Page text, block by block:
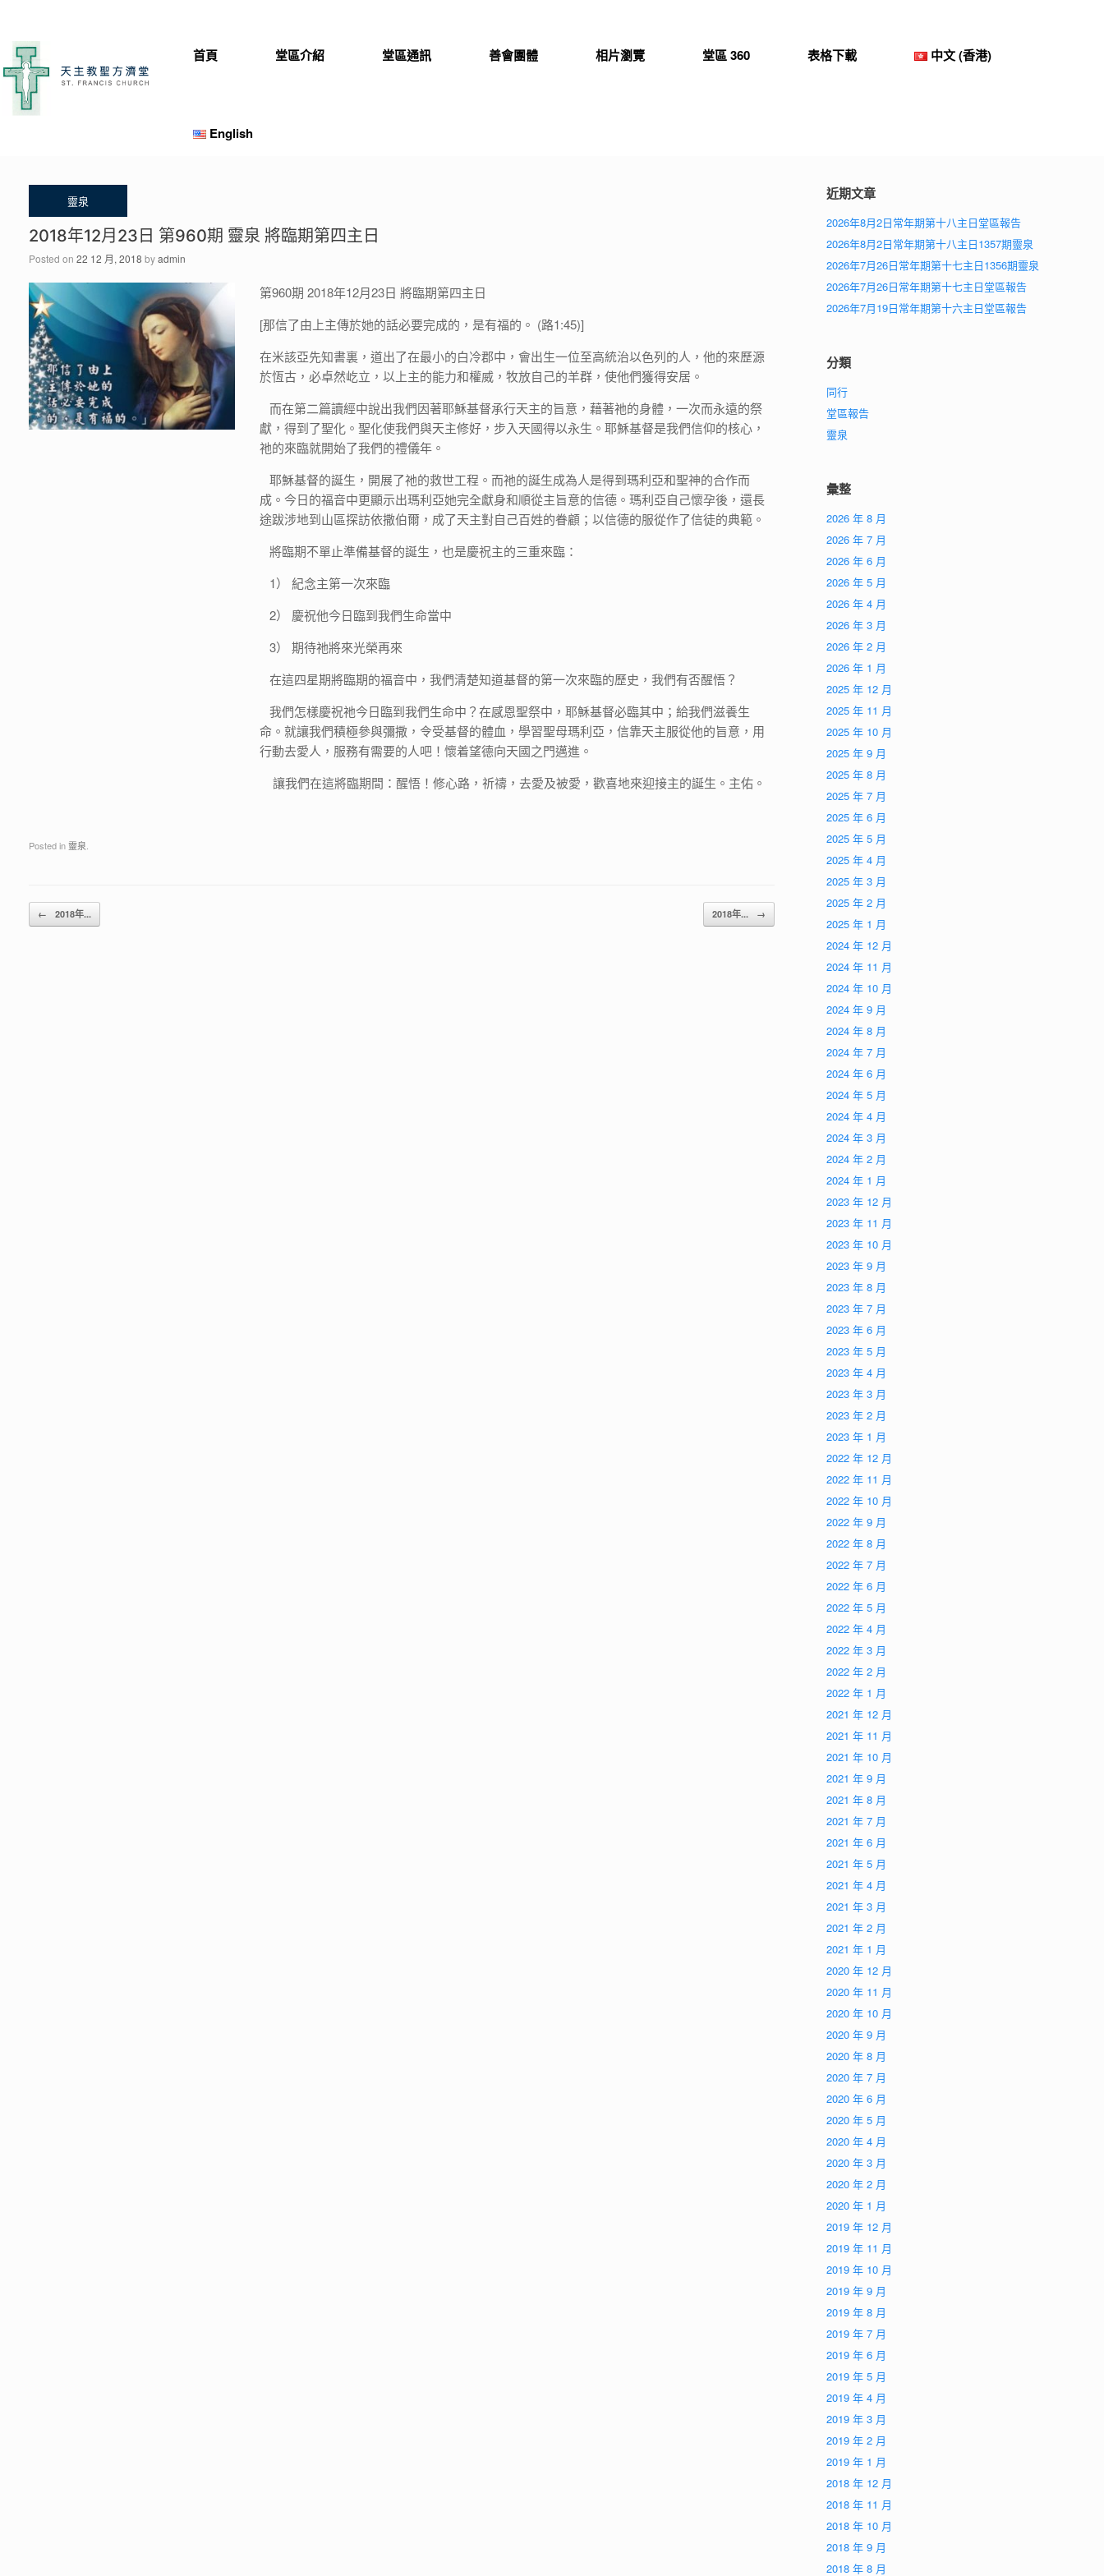
content
首頁 堂區介紹 堂區通訊 善會團體 相片瀏覽 堂區 360 表格下載 中文 (香港)
English
2018年12月23日 第960期 靈泉 將臨期第四主日
Posted on 22 12 月, 2018 byadmin
第960期 2018年12月23日 將臨期第四主日
[那信了由上主傳於她的話必要完成的，是有福的。 (路1:45)]
在米該亞先知書裏，道出了在最小的白冷郡中，會出生一位至高統治以色列的人，他的來歷源
於恆古，必卓然屹立，以上主的能力和權威，牧放自己的羊群，使他們獲得安居。
而在第二篇讀經中說出我們因著耶穌基督承行天主的旨意，藉著祂的身體，一次而永遠的祭
獻，得到了聖化。聖化使我們與天主修好，步入天國得以永生。耶穌基督是我們信仰的核心，
祂的來臨就開始了我們的禮儀年。
耶穌基督的誕生，開展了祂的救世工程。而祂的誕生成為人是得到瑪利亞和聖神的合作而
成。今日的福音中更顯示出瑪利亞她完全獻身和順從主旨意的信德。瑪利亞自己懷孕後，還長
途跋涉地到山區探訪依撒伯爾，成了天主對自己百姓的眷顧；以信德的服從作了信徒的典範。
將臨期不單止準備基督的誕生，也是慶祝主的三重來臨：
1） 紀念主第一次來臨
2） 慶祝他今日臨到我們生命當中
3） 期待祂將來光榮再來
在這四星期將臨期的福音中，我們清楚知道基督的第一次來臨的歷史，我們有否醒悟？
我們怎樣慶祝祂今日臨到我們生命中？在感恩聖祭中，耶穌基督必臨其中；給我們滋養生
命。就讓我們積極參與彌撒，令受基督的體血，學習聖母瑪利亞，信靠天主服從他的旨意，用
行動去愛人，服務有需要的人吧！懷着望德向天國之門邁進。
讓我們在這將臨期間：醒悟！修心路，祈禱，去愛及被愛，歡喜地來迎接主的誕生。主佑。
Posted in 靈泉
Post navigation
← 2018年... 2018年... →
近期文章
2026年8月2日常年期第十八主日堂區報告
2026年8月2日常年期第十八主日1357期靈泉
2026年7月26日常年期第十七主日1356期靈泉
2026年7月26日常年期第十七主日堂區報告
2026年7月19日常年期第十六主日堂區報告
分類
同行
堂區報告
靈泉
彙整
2026 年 8 月
2026 年 7 月
2026 年 6 月
2026 年 5 月
2026 年 4 月
2026 年 3 月
2026 年 2 月
2026 年 1 月
2025 年 12 月
2025 年 11 月
2025 年 10 月
2025 年 9 月
2025 年 8 月
2025 年 7 月
2025 年 6 月
2025 年 5 月
2025 年 4 月
2025 年 3 月
2025 年 2 月
2025 年 1 月
2024 年 12 月
2024 年 11 月
2024 年 10 月
2024 年 9 月
2024 年 8 月
2024 年 7 月
2024 年 6 月
2024 年 5 月
2024 年 4 月
2024 年 3 月
2024 年 2 月
2024 年 1 月
2023 年 12 月
2023 年 11 月
2023 年 10 月
2023 年 9 月
2023 年 8 月
2023 年 7 月
2023 年 6 月
2023 年 5 月
2023 年 4 月
2023 年 3 月
2023 年 2 月
2023 年 1 月
2022 年 12 月
2022 年 11 月
2022 年 10 月
2022 年 9 月
2022 年 8 月
2022 年 7 月
2022 年 6 月
2022 年 5 月
2022 年 4 月
2022 年 3 月
2022 年 2 月
2022 年 1 月
2021 年 12 月
2021 年 11 月
2021 年 10 月
2021 年 9 月
2021 年 8 月
2021 年 7 月
2021 年 6 月
2021 年 5 月
2021 年 4 月
2021 年 3 月
2021 年 2 月
2021 年 1 月
2020 年 12 月
2020 年 11 月
2020 年 10 月
2020 年 9 月
2020 年 8 月
2020 年 7 月
2020 年 6 月
2020 年 5 月
2020 年 4 月
2020 年 3 月
2020 年 2 月
2020 年 1 月
2019 年 12 月
2019 年 11 月
2019 年 10 月
2019 年 9 月
2019 年 8 月
2019 年 7 月
2019 年 6 月
2019 年 5 月
2019 年 4 月
2019 年 3 月
2019 年 2 月
2019 年 1 月
2018 年 12 月
2018 年 11 月
2018 年 10 月
2018 年 9 月
2018 年 8 月